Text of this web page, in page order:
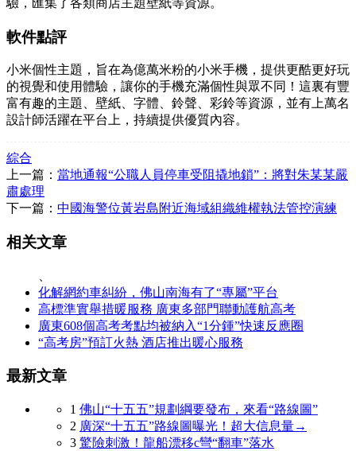
軟件點評
小米個性主題，旨在為億萬米粉的小米手機，提供更酷更好玩
的視覺和使用體驗，讓你的手機充滿個性與眾不同！這裏有豐
富有趣的主題、壁紙、字體、鈴聲、彩鈴等資源，並有上萬名
設計師活躍在平台上，持續提供優質內容。
綜合
上一篇： 當地通報“公職人員停車受阻撬地鎖”：將對朱某某嚴
肅處理
下一篇： 中國海警位黃岩島附近海域組織維權執法管控演練
相关文章
化解網約車糾紛，佛山南海有了“專屬”平台
高標準實舉措暖服務 廣東多部門聯動護航高考
廣東608個高考考點均被納入“1分鍾”快速反應圈
“高考房”預訂火熱 酒店推出暖心服務
最新文章
1 佛山“十五五”規劃綱要發布，來看“路線圖”
2 廣深“十五五”路線圖曝光！超大信息量→
3 驚險刺激！龍船漂移c彎“翻車”落水